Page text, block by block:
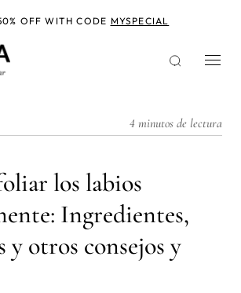
4 minutos de lectura
los labios
Ingredientes,
y otros consejos y
OFF WITH CODE MYSPECIAL